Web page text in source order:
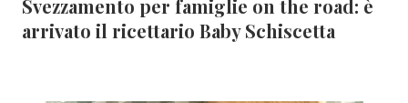
Svezzamento per famiglie on the road: è
arrivato il ricettario Baby Schiscetta